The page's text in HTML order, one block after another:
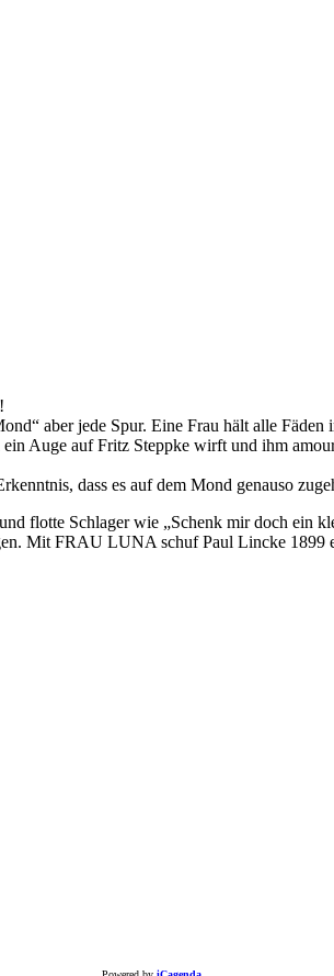
aber jede Spur. Eine Frau hält alle
Auge auf Fritz Steppke wirft und ihm
dass es auf dem Mond genauso
flotte Schlager wie „Schenk mir doch ein
Mit FRAU LUNA schuf Paul Lincke 1899